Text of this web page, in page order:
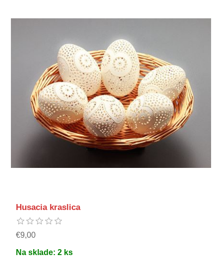
Husacia kraslica
€9,00
Na sklade: 2 ks